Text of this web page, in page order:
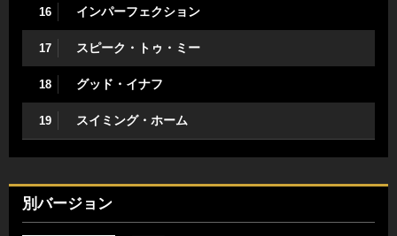
16 インパーフェクション
17 スピーク・トゥ・ミー
18 グッド・イナフ
19 スイミング・ホーム
別バージョン